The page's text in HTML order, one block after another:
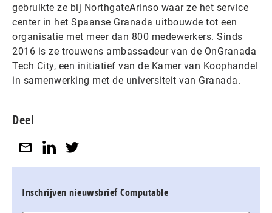
gebruikte ze bij NorthgateArinso waar ze het service
center in het Spaanse Granada uitbouwde tot een
organisatie met meer dan 800 medewerkers. Sinds
2016 is ze trouwens ambassadeur van de OnGranada
Tech City, een initiatief van de Kamer van Koophandel
in samenwerking met de universiteit van Granada.
Deel
Inschrijven nieuwsbrief Computable